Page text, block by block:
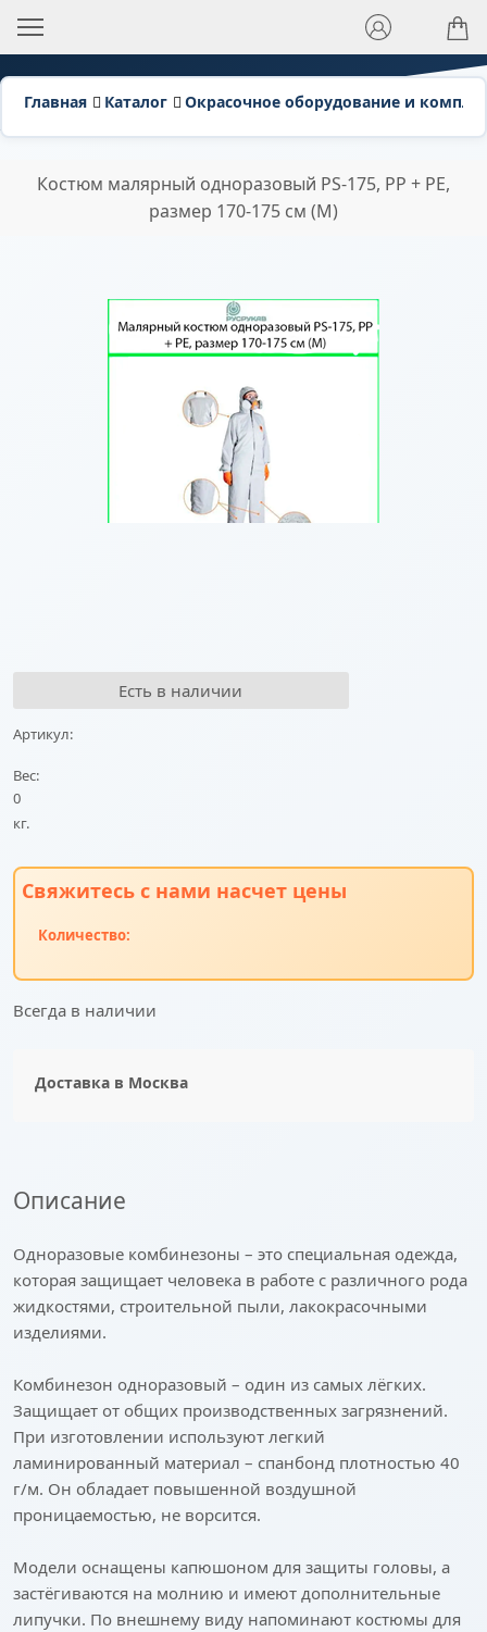
Главная Каталог Окрасочное оборудование и
Костюм малярный одноразовый PS-175, PP + PE,
размер 170-175 см (М)
Есть в наличии
Артикул:
Вес:
0
кг.
Свяжитесь с нами насчет цены
Количество:
Всегда в наличии
Доставка в Москва
Описание
Одноразовые комбинезоны – это специальная одежда,
которая защищает человека в работе с различного рода
жидкостями, строительной пыли, лакокрасочными
изделиями.
Комбинезон одноразовый – один из самых лёгких.
Защищает от общих производственных загрязнений.
При изготовлении используют легкий
ламинированный материал – спанбонд плотностью 40
г/м. Он обладает повышенной воздушной
проницаемостью, не ворсится.
Модели оснащены капюшоном для защиты головы, а
застёгиваются на молнию и имеют дополнительные
липучки. По внешнему виду напоминают костюмы для